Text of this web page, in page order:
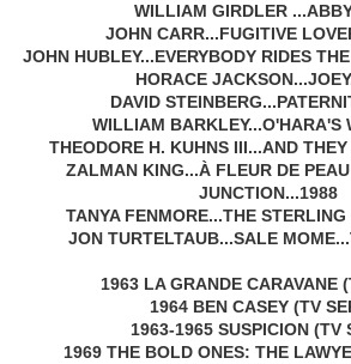
WILLIAM GIRDLER
JOHN CARR...FUGITIVE
JOHN HUBLEY...EVERYBODY RIDES
HORACE
DAVID
WILLIAM BARKLEY...O'HARA'S
THEODORE H. KUHNS III...AND
ZALMAN KING...À FLEUR DE
JUNCTION...1988
TANYA FENMORE...THE
JON TURTELTAUB...SALE
1963 LA GRANDE CARAVANE
1964 BEN CASEY (TV
1963-1965 SUSPICION (TV
1969 THE BOLD ONES: THE